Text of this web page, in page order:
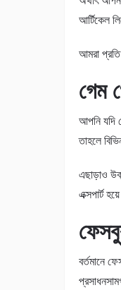
আর্টিকেল
আমরা
গেম
আপনি যদি
তাহলে
এছাড়াও
এক্সপার্ট
বর্তমানে